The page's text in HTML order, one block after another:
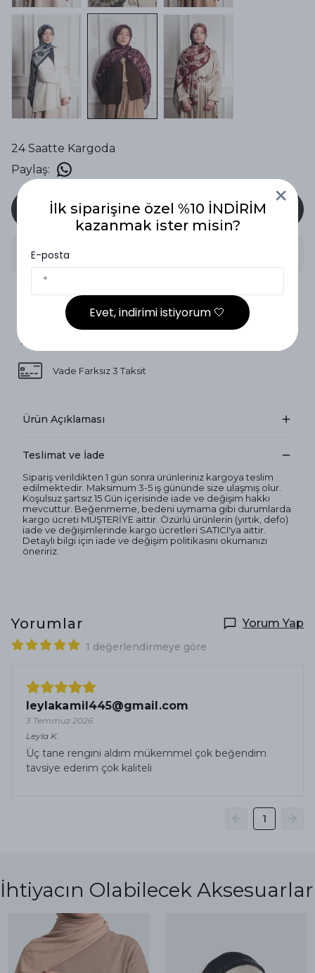
24 Saatte Kargoda
Paylaş:
SEPETE EKLE
2.000₺ ve Üzeri Ücretsiz Kargo
Vade Farksız 3 Taksit
Ürün Açıklaması
Teslimat ve İade
Sipariş verildikten 1 gün sonra ürünleriniz kargoya teslim
edilmektedir. Maksimum 3-5 iş gününde size ulaşmış olur.
Koşulsuz şartsız 15 Gün içerisinde iade ve değişim hakkı
mevcuttur. Beğenmeme, bedeni uymama gibi durumlarda
kargo ücreti MÜŞTERİYE aittir. Özürlü ürünlerin (yırtık, defo)
iade ve değişimlerinde kargo ücretleri SATICI'ya aittir.
Detaylı bilgi için iade ve değişim politikasını okumanızı
öneririz.
Yorumlar Yorum Yap
1 değerlendirmeye göre
leylakamil445@gmail.com
3 Temmuz 2026
Leyla K.
Üç tane rengini aldım mükemmel çok beğendim
tavsiye ederim çok kaliteli
1
İhtiyacın Olabilecek Aksesuarlar
İlk siparişine özel %10 İNDİRİM
kazanmak ister misin?
E-posta
Evet, indirimi istiyorum 🤍